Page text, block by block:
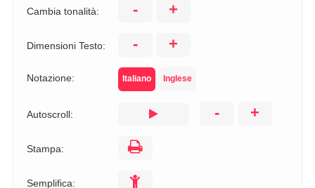
Cambia tonalità: - +
Dimensioni Testo: - +
Notazione: Italiano Inglese
Autoscroll: - +
Stampa:
Semplifica: